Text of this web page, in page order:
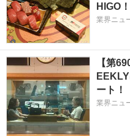
HIGO
業界ニュ
【第
ート！
業界ニュ